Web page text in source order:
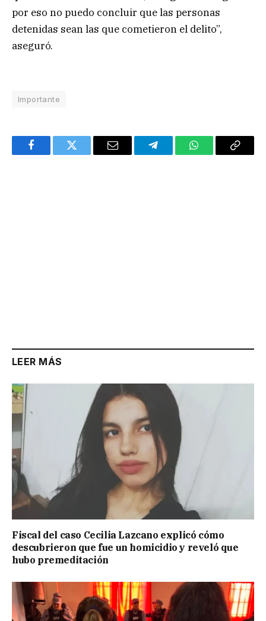
por eso no puedo concluir que las personas
detenidas sean las que cometieron el delito”,
aseguró.
Importante
FacebookTwitter Email TelegramWhatsAppCopy
LEER MÁS
Fiscal del caso Cecilia Lazcano explicó cómo
descubrieron que fue un homicidio y reveló que
hubo premeditación